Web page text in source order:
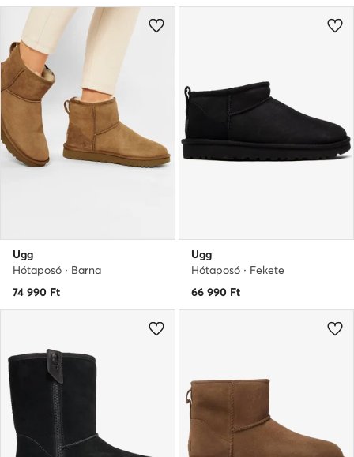
Ugg
Hótaposó · Barna
74 990 Ft
Ugg
Hótaposó · Fekete
66 990 Ft